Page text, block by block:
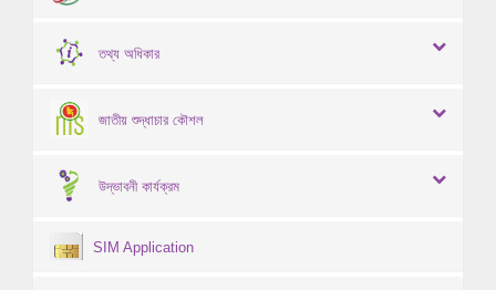
তথ্য অধিকার
জাতীয় শুদ্ধাচার কৌশল
উদ্ভাবনী কার্যক্রম
SIM Application